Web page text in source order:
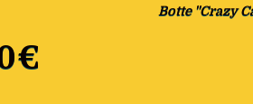
Botte "Crazy
€